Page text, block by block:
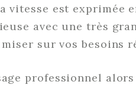
est exprimée
avec une très
sur vos besoins
professionnel